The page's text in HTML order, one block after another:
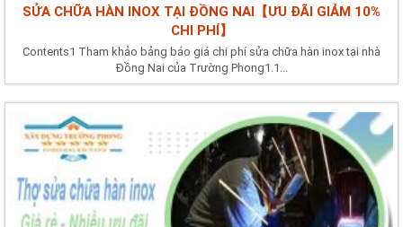
SỬA CHỮA HÀN INOX TẠI ĐỒNG NAI【ƯU ĐÃI GIẢM 10%
CHI PHÍ】
Contents1 Tham khảo bảng báo giá chi phí sửa chữa hàn inox tại nhà
Đồng Nai của Trường Phong1.1...